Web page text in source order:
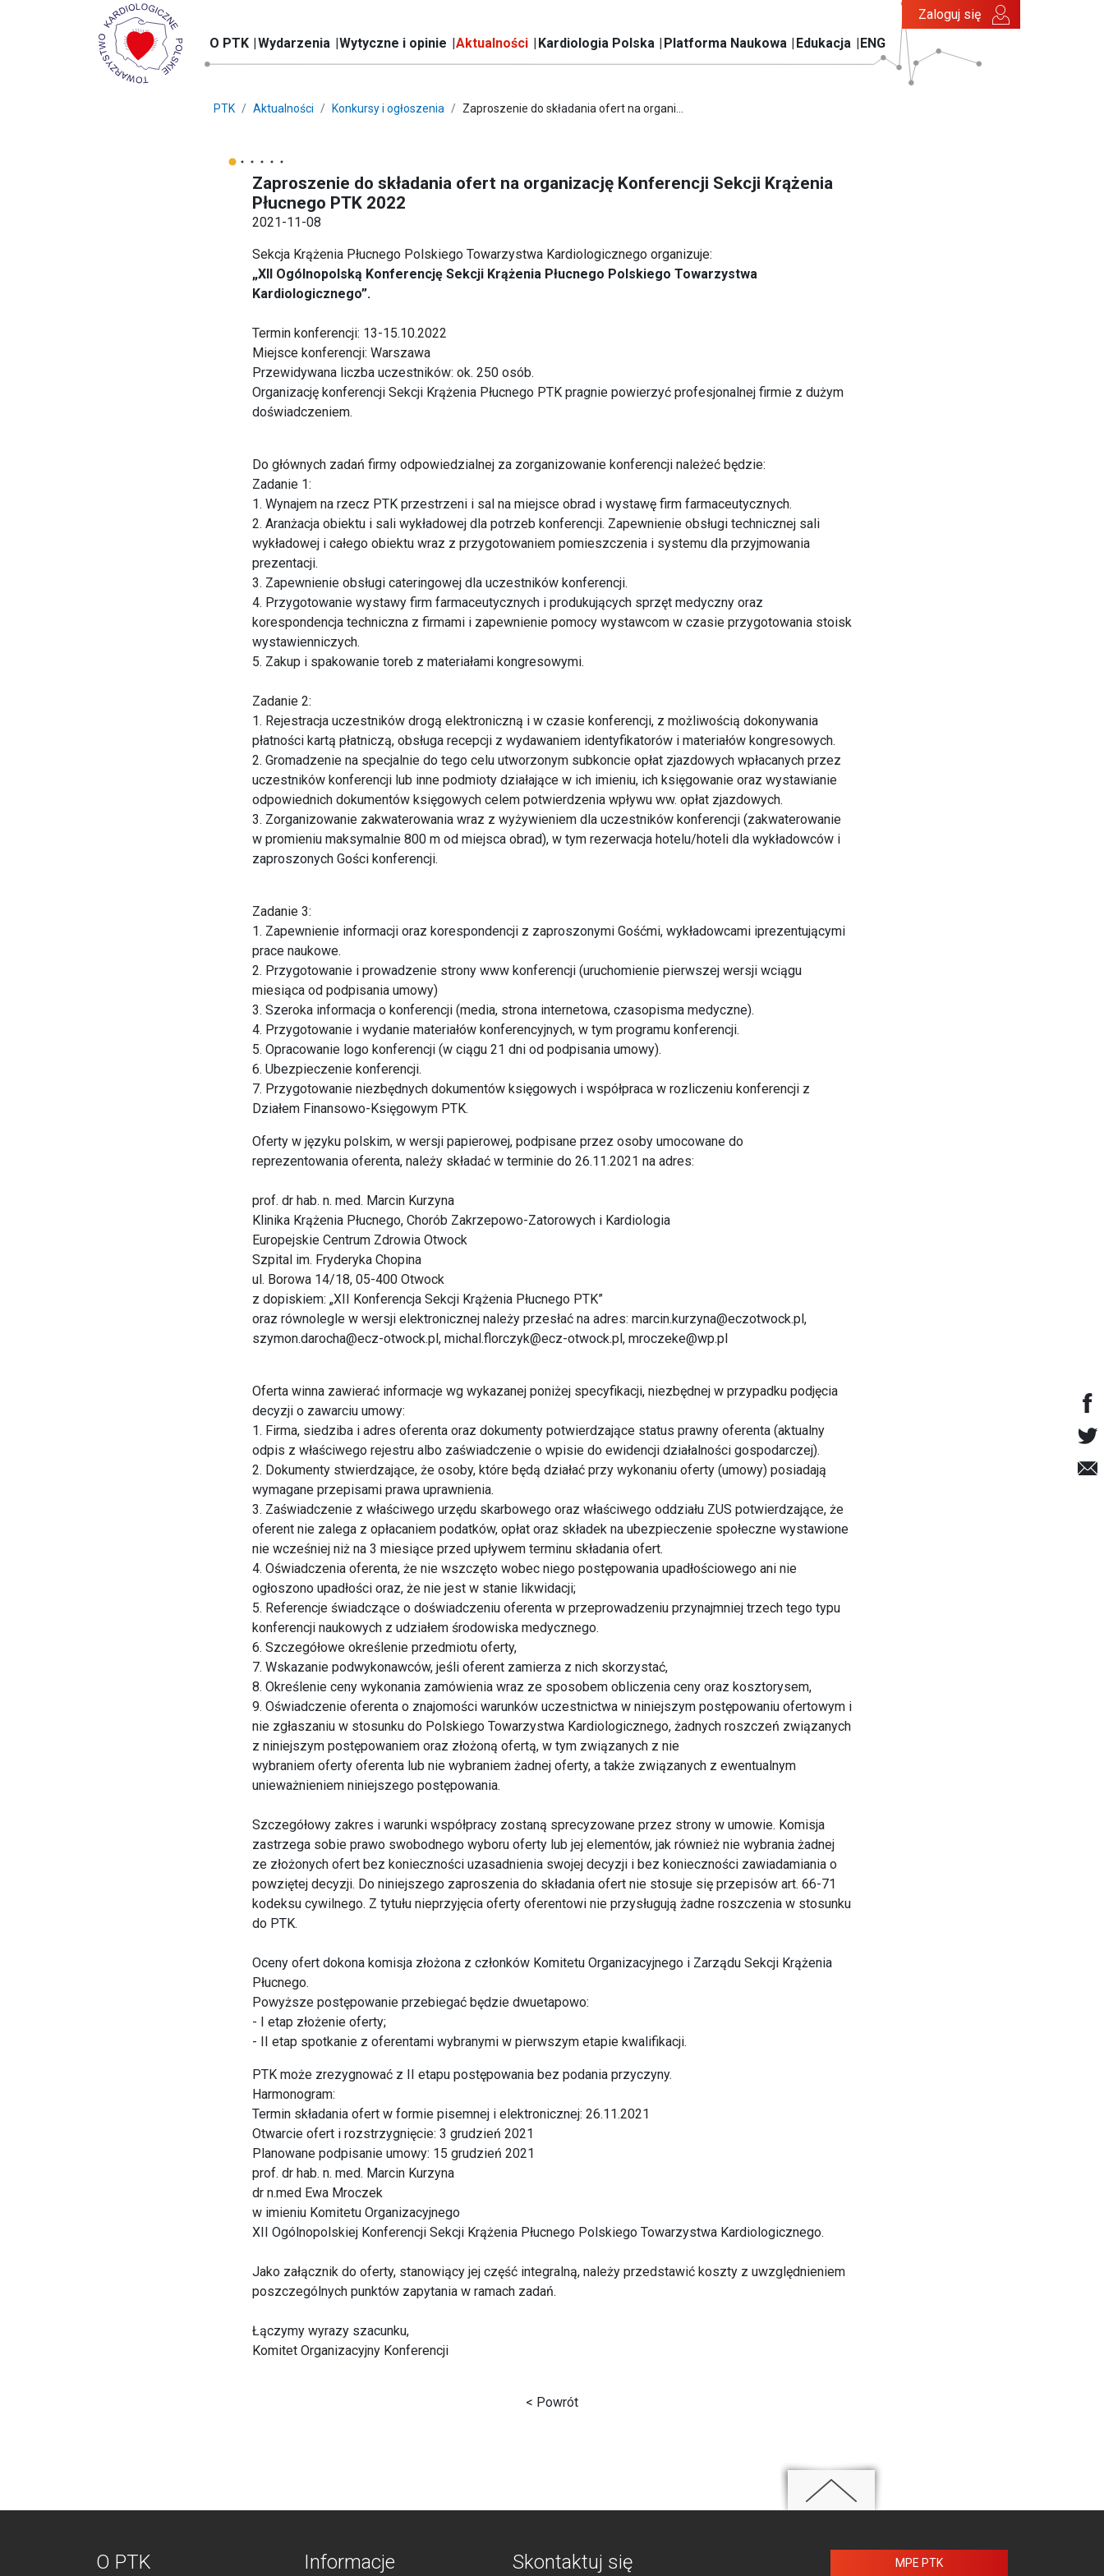
O PTK Wydarzenia Wytyczne i opinie Aktualności Kardiologia Polska Platforma Naukowa Edukacja ENG
Zaloguj się
PTK Aktualności Konkursy i ogłoszenia Zaproszenie do składania ofert na organi...
Zaproszenie do składania ofert na organizację Konferencji Sekcji Krążenia
Płucnego PTK 2022
2021-11-08
Sekcja Krążenia Płucnego Polskiego Towarzystwa Kardiologicznego organizuje:
„XII Ogólnopolską Konferencję Sekcji Krążenia Płucnego Polskiego Towarzystwa
Kardiologicznego”.
Termin konferencji: 13-15.10.2022
Miejsce konferencji: Warszawa
Przewidywana liczba uczestników: ok. 250 osób.
Organizację konferencji Sekcji Krążenia Płucnego PTK pragnie powierzyć profesjonalnej firmie z dużym
doświadczeniem.
Do głównych zadań firmy odpowiedzialnej za zorganizowanie konferencji należeć będzie:
Zadanie 1:
1. Wynajem na rzecz PTK przestrzeni i sal na miejsce obrad i wystawę firm farmaceutycznych.
2. Aranżacja obiektu i sali wykładowej dla potrzeb konferencji. Zapewnienie obsługi technicznej sali
wykładowej i całego obiektu wraz z przygotowaniem pomieszczenia i systemu dla przyjmowania
prezentacji.
3. Zapewnienie obsługi cateringowej dla uczestników konferencji.
4. Przygotowanie wystawy firm farmaceutycznych i produkujących sprzęt medyczny oraz
korespondencja techniczna z firmami i zapewnienie pomocy wystawcom w czasie przygotowania stoisk
wystawienniczych.
5. Zakup i spakowanie toreb z materiałami kongresowymi.
Zadanie 2:
1. Rejestracja uczestników drogą elektroniczną i w czasie konferencji, z możliwością dokonywania
płatności kartą płatniczą, obsługa recepcji z wydawaniem identyfikatorów i materiałów kongresowych.
2. Gromadzenie na specjalnie do tego celu utworzonym subkoncie opłat zjazdowych wpłacanych przez
uczestników konferencji lub inne podmioty działające w ich imieniu, ich księgowanie oraz wystawianie
odpowiednich dokumentów księgowych celem potwierdzenia wpływu ww. opłat zjazdowych.
3. Zorganizowanie zakwaterowania wraz z wyżywieniem dla uczestników konferencji (zakwaterowanie
w promieniu maksymalnie 800 m od miejsca obrad), w tym rezerwacja hotelu/hoteli dla wykładowców i
zaproszonych Gości konferencji.
Zadanie 3:
1. Zapewnienie informacji oraz korespondencji z zaproszonymi Gośćmi, wykładowcami iprezentującymi
prace naukowe.
2. Przygotowanie i prowadzenie strony www konferencji (uruchomienie pierwszej wersji wciągu
miesiąca od podpisania umowy)
3. Szeroka informacja o konferencji (media, strona internetowa, czasopisma medyczne).
4. Przygotowanie i wydanie materiałów konferencyjnych, w tym programu konferencji.
5. Opracowanie logo konferencji (w ciągu 21 dni od podpisania umowy).
6. Ubezpieczenie konferencji.
7. Przygotowanie niezbędnych dokumentów księgowych i współpraca w rozliczeniu konferencji z
Działem Finansowo-Księgowym PTK.
Oferty w języku polskim, w wersji papierowej, podpisane przez osoby umocowane do
reprezentowania oferenta, należy składać w terminie do 26.11.2021 na adres:
prof. dr hab. n. med. Marcin Kurzyna
Klinika Krążenia Płucnego, Chorób Zakrzepowo-Zatorowych i Kardiologia
Europejskie Centrum Zdrowia Otwock
Szpital im. Fryderyka Chopina
ul. Borowa 14/18, 05-400 Otwock
z dopiskiem: „XII Konferencja Sekcji Krążenia Płucnego PTK”
oraz równolegle w wersji elektronicznej należy przesłać na adres: marcin.kurzyna@eczotwock.pl,
szymon.darocha@ecz-otwock.pl, michal.florczyk@ecz-otwock.pl, mroczeke@wp.pl
Oferta winna zawierać informacje wg wykazanej poniżej specyfikacji, niezbędnej w przypadku podjęcia
decyzji o zawarciu umowy:
1. Firma, siedziba i adres oferenta oraz dokumenty potwierdzające status prawny oferenta (aktualny
odpis z właściwego rejestru albo zaświadczenie o wpisie do ewidencji działalności gospodarczej).
2. Dokumenty stwierdzające, że osoby, które będą działać przy wykonaniu oferty (umowy) posiadają
wymagane przepisami prawa uprawnienia.
3. Zaświadczenie z właściwego urzędu skarbowego oraz właściwego oddziału ZUS potwierdzające, że
oferent nie zalega z opłacaniem podatków, opłat oraz składek na ubezpieczenie społeczne wystawione
nie wcześniej niż na 3 miesiące przed upływem terminu składania ofert.
4. Oświadczenia oferenta, że nie wszczęto wobec niego postępowania upadłościowego ani nie
ogłoszono upadłości oraz, że nie jest w stanie likwidacji;
5. Referencje świadczące o doświadczeniu oferenta w przeprowadzeniu przynajmniej trzech tego typu
konferencji naukowych z udziałem środowiska medycznego.
6. Szczegółowe określenie przedmiotu oferty,
7. Wskazanie podwykonawców, jeśli oferent zamierza z nich skorzystać,
8. Określenie ceny wykonania zamówienia wraz ze sposobem obliczenia ceny oraz kosztorysem,
9. Oświadczenie oferenta o znajomości warunków uczestnictwa w niniejszym postępowaniu ofertowym i
nie zgłaszaniu w stosunku do Polskiego Towarzystwa Kardiologicznego, żadnych roszczeń związanych
z niniejszym postępowaniem oraz złożoną ofertą, w tym związanych z nie
wybraniem oferty oferenta lub nie wybraniem żadnej oferty, a także związanych z ewentualnym
unieważnieniem niniejszego postępowania.
Szczegółowy zakres i warunki współpracy zostaną sprecyzowane przez strony w umowie. Komisja
zastrzega sobie prawo swobodnego wyboru oferty lub jej elementów, jak również nie wybrania żadnej
ze złożonych ofert bez konieczności uzasadnienia swojej decyzji i bez konieczności zawiadamiania o
powziętej decyzji. Do niniejszego zaproszenia do składania ofert nie stosuje się przepisów art. 66-71
kodeksu cywilnego. Z tytułu nieprzyjęcia oferty oferentowi nie przysługują żadne roszczenia w stosunku
do PTK.
Oceny ofert dokona komisja złożona z członków Komitetu Organizacyjnego i Zarządu Sekcji Krążenia
Płucnego.
Powyższe postępowanie przebiegać będzie dwuetapowo:
- I etap złożenie oferty;
- II etap spotkanie z oferentami wybranymi w pierwszym etapie kwalifikacji.
PTK może zrezygnować z II etapu postępowania bez podania przyczyny.
Harmonogram:
Termin składania ofert w formie pisemnej i elektronicznej: 26.11.2021
Otwarcie ofert i rozstrzygnięcie: 3 grudzień 2021
Planowane podpisanie umowy: 15 grudzień 2021
prof. dr hab. n. med. Marcin Kurzyna
dr n.med Ewa Mroczek
w imieniu Komitetu Organizacyjnego
XII Ogólnopolskiej Konferencji Sekcji Krążenia Płucnego Polskiego Towarzystwa Kardiologicznego.
Jako załącznik do oferty, stanowiący jej część integralną, należy przedstawić koszty z uwzględnieniem
poszczególnych punktów zapytania w ramach zadań.
Łączymy wyrazy szacunku,
Komitet Organizacyjny Konferencji
< Powrót
O PTK Informacje Skontaktuj się MPE PTK